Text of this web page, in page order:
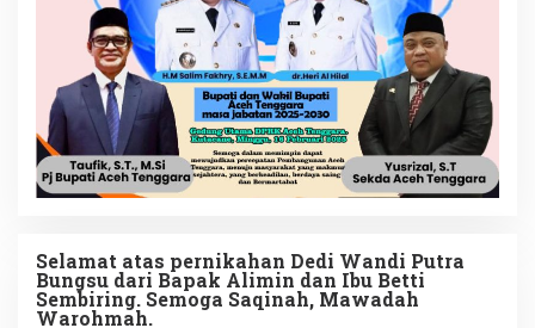
Selamat atas pernikahan Dedi Wandi Putra
Bungsu dari Bapak Alimin dan Ibu Betti
Sembiring. Semoga Saqinah, Mawadah
Warohmah.